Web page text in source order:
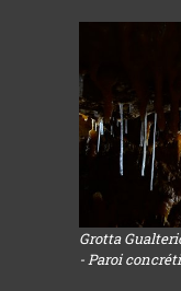
Grotta
- Paroi